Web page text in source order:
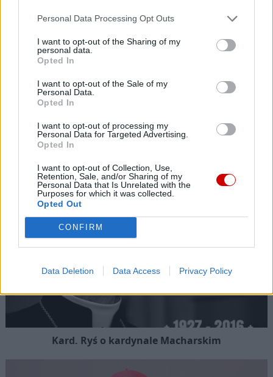
Personal Data Processing Opt Outs
I want to opt-out of the Sharing of my
personal data.
Opted In
I want to opt-out of the Sale of my
Personal Data.
Opted In
I want to opt-out of processing my
Personal Data for Targeted Advertising.
Opted In
I want to opt-out of Collection, Use,
Retention, Sale, and/or Sharing of my
Personal Data that Is Unrelated with the
Purposes for which it was collected.
Opted Out
CONFIRM
Data Deletion Data Access Privacy Policy
Kard. Sarah: Obrzędów nie można arbitralnie znosić
Kard. Ryś o kardynale Macharskim